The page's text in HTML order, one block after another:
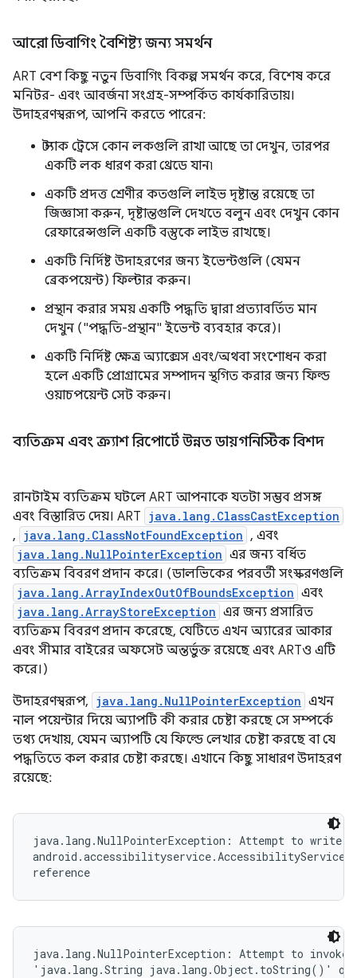
আরো ডিবাগিং বৈশিষ্ট্য জন্য সমর্থন
ART বেশ কিছু নতুন ডিবাগিং বিকল্প সমর্থন করে, বিশেষ করে
মনিটর- এবং আবর্জনা সংগ্রহ-সম্পর্কিত কার্যকারিতায়।
উদাহরণস্বরূপ, আপনি করতে পারেন:
স্ট্যাক ট্রেসে কোন লকগুলি রাখা আছে তা দেখুন, তারপর
একটি লক ধারণ করা থ্রেডে যান৷
একটি প্রদত্ত শ্রেণীর কতগুলি লাইভ দৃষ্টান্ত রয়েছে তা
জিজ্ঞাসা করুন, দৃষ্টান্তগুলি দেখতে বলুন এবং দেখুন কোন
রেফারেন্সগুলি একটি বস্তুকে লাইভ রাখছে।
একটি নির্দিষ্ট উদাহরণের জন্য ইভেন্টগুলি (যেমন
ব্রেকপয়েন্ট) ফিল্টার করুন।
প্রস্থান করার সময় একটি পদ্ধতি দ্বারা প্রত্যাবর্তিত মান
দেখুন ("পদ্ধতি-প্রস্থান" ইভেন্ট ব্যবহার করে)।
একটি নির্দিষ্ট ক্ষেত্র অ্যাক্সেস এবং/অথবা সংশোধন করা
হলে একটি প্রোগ্রামের সম্পাদন স্থগিত করার জন্য ফিল্ড
ওয়াচপয়েন্ট সেট করুন।
ব্যতিক্রম এবং ক্র্যাশ রিপোর্টে উন্নত ডায়গনিস্টিক বিশদ
রানটাইম ব্যতিক্রম ঘটলে ART আপনাকে যতটা সম্ভব প্রসঙ্গ
এবং বিস্তারিত দেয়। ART java.lang.ClassCastException
, java.lang.ClassNotFoundException , এবং
java.lang.NullPointerException এর জন্য বর্ধিত
ব্যতিক্রম বিবরণ প্রদান করে। (ডালভিকের পরবর্তী সংস্করণগুলি
java.lang.ArrayIndexOutOfBoundsException এবং
java.lang.ArrayStoreException এর জন্য প্রসারিত
ব্যতিক্রম বিবরণ প্রদান করেছে, যেটিতে এখন অ্যারের আকার
এবং সীমার বাইরের অফসেট অন্তর্ভুক্ত রয়েছে এবং ARTও এটি
করে।)
উদাহরণস্বরূপ, java.lang.NullPointerException এখন
নাল পয়েন্টার দিয়ে অ্যাপটি কী করার চেষ্টা করছে সে সম্পর্কে
তথ্য দেখায়, যেমন অ্যাপটি যে ফিল্ডে লেখার চেষ্টা করছে বা যে
পদ্ধতিতে কল করার চেষ্টা করছে। এখানে কিছু সাধারণ উদাহরণ
রয়েছে:
java.lang.NullPointerException: Attempt to
reference
java.lang.NullPointerException: Attempt to invoke
'java.lang.String java.lang.Object.toString()' on